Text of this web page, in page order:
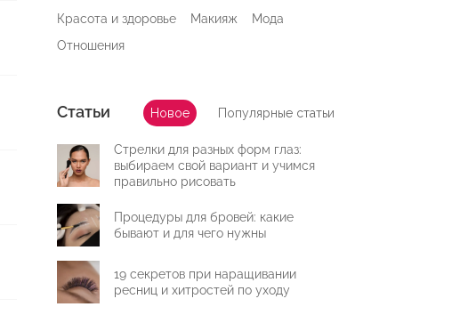
Красота и здоровье
Макияж
Мода
Отношения
Статьи Новое Популярные статьи
Стрелки для разных форм глаз:
выбираем свой вариант и учимся
правильно рисовать
Процедуры для бровей: какие
бывают и для чего нужны
19 секретов при наращивании
ресниц и хитростей по уходу